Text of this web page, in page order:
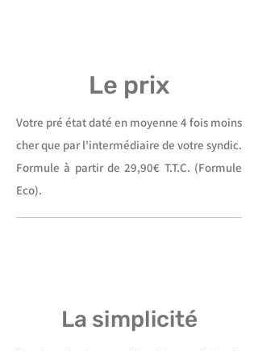
Le prix
Votre pré état daté en moyenne 4 fois moins
cher que par l'intermédiaire de votre syndic.
Formule à partir de 29,90€ T.T.C. (Formule
Eco).
La simplicité